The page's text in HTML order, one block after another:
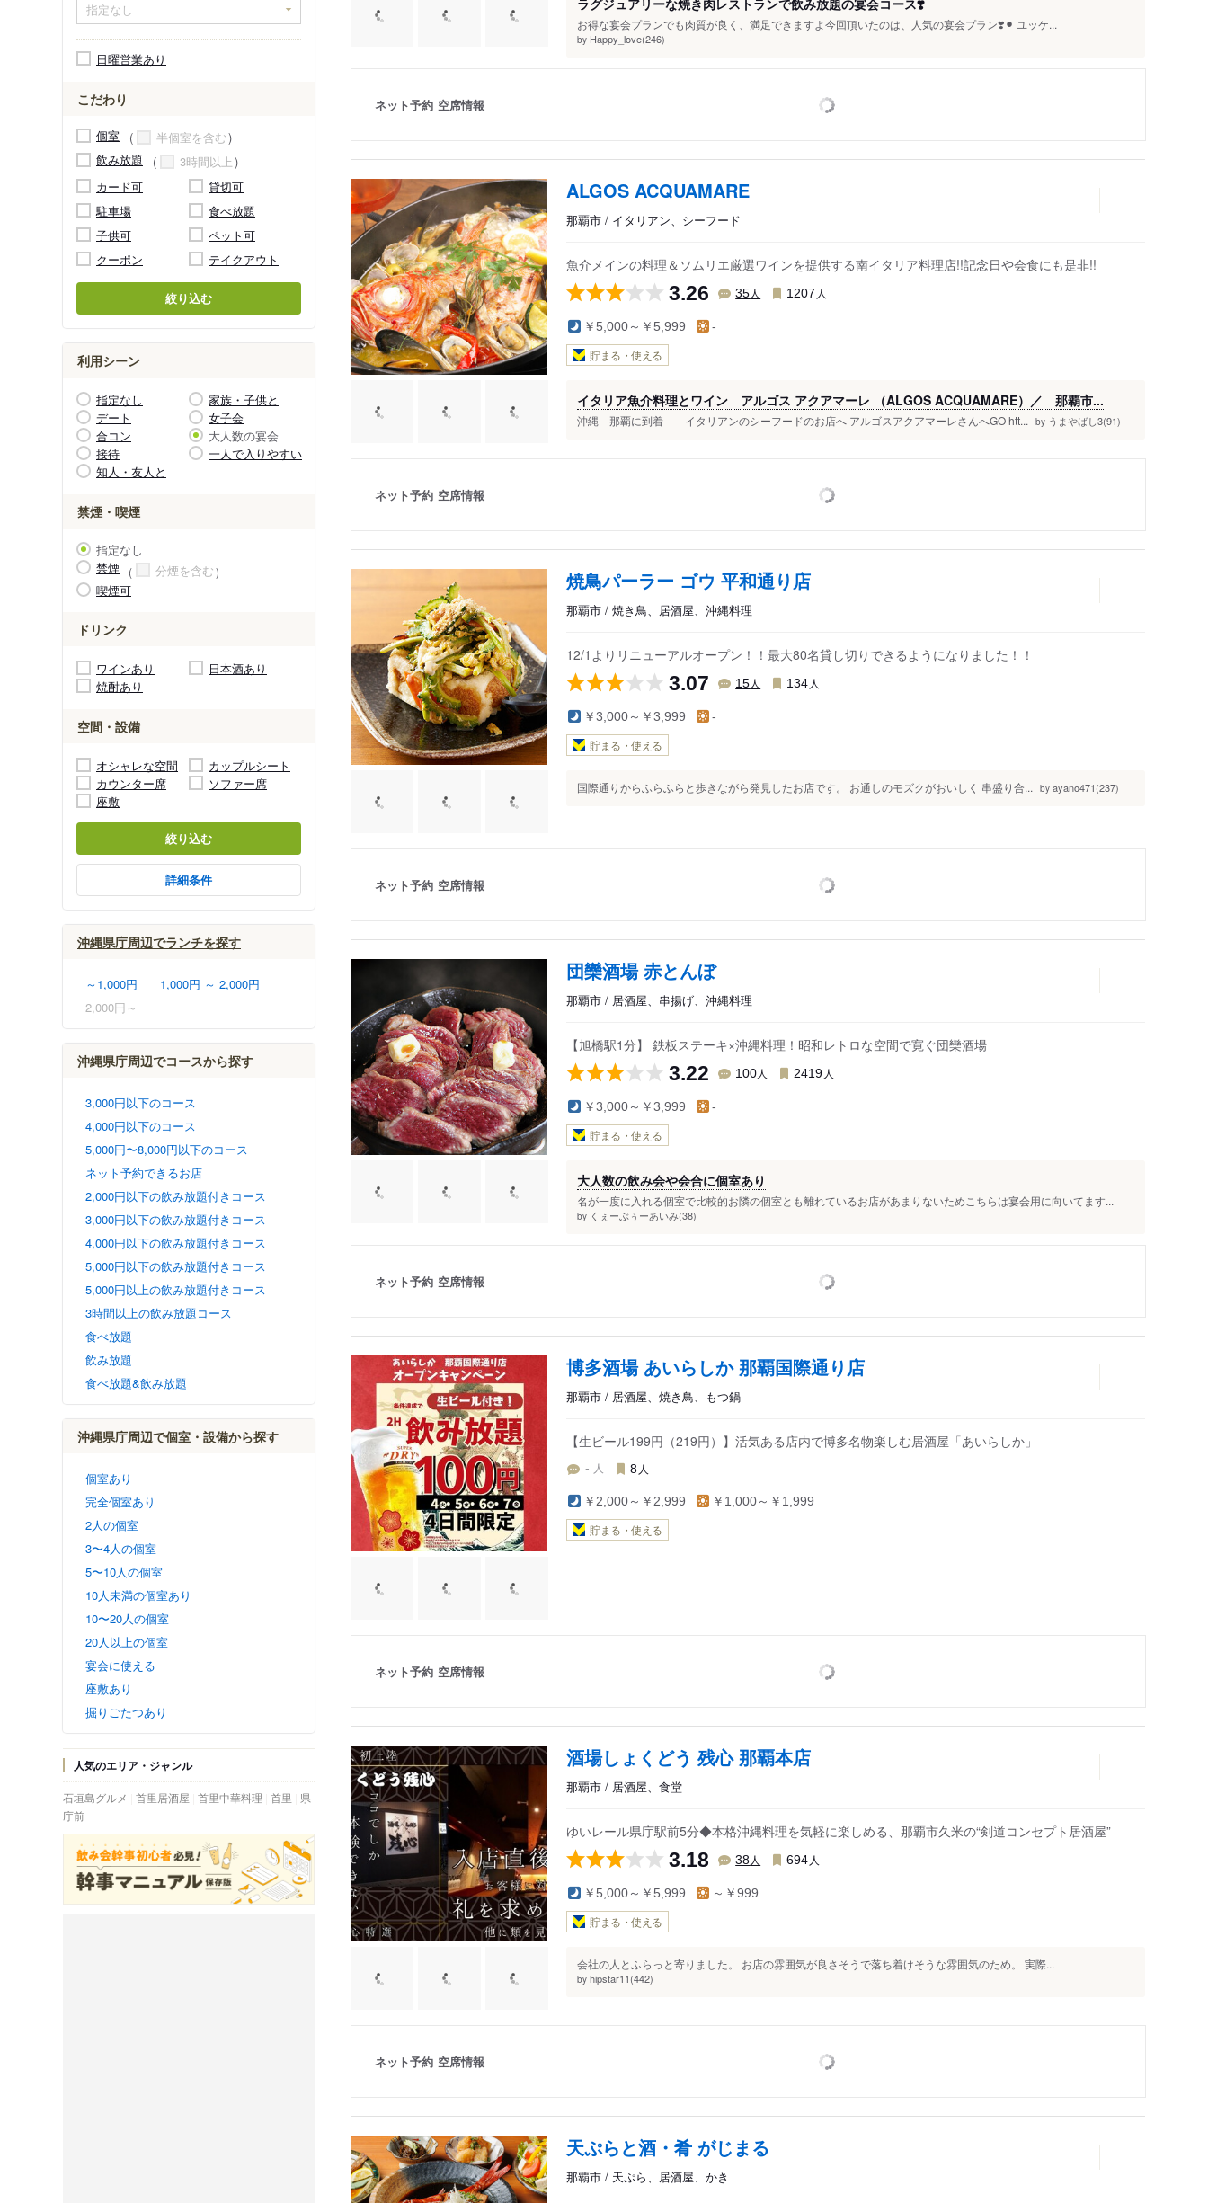
日曜営業あり
こだわり
個室
半個室を含む
飲み放題
3時間以上
カード可
貸切可
駐車場
食べ放題
子供可
ペット可
クーポン
テイクアウト
絞り込む
利用シーン
指定なし
家族・子供と
デート
女子会
合コン
大人数の宴会
接待
一人で入りやすい
知人・友人と
禁煙・喫煙
指定なし
禁煙
分煙を含む
喫煙可
ドリンク
ワインあり
日本酒あり
焼酎あり
空間・設備
オシャレな空間
カップルシート
カウンター席
ソファー席
座敷
絞り込む
詳細条件
沖縄県庁周辺でランチを探す
～1,000円
1,000円 ～ 2,000円
2,000円～
沖縄県庁周辺でコースから探す
3,000円以下のコース
4,000円以下のコース
5,000円〜8,000円以下のコース
ネット予約できるお店
2,000円以下の飲み放題付きコース
3,000円以下の飲み放題付きコース
4,000円以下の飲み放題付きコース
5,000円以下の飲み放題付きコース
5,000円以上の飲み放題付きコース
3時間以上の飲み放題コース
食べ放題
飲み放題
食べ放題&飲み放題
沖縄県庁周辺で個室・設備から探す
個室あり
完全個室あり
2人の個室
3〜4人の個室
5〜10人の個室
10人未満の個室あり
10〜20人の個室
20人以上の個室
宴会に使える
座敷あり
掘りごたつあり
人気のエリア・ジャンル
石垣島グルメ 首里居酒屋 首里中華料理 首里
県
庁前
ラグジュアリーな焼き肉レストランで飲み放題の宴会コース❣️
お得な宴会プランでも肉質が良く、満足できますよ今回頂いたのは、人気の宴会プラン❣️⚫︎ ユッケ...
by Happy_love(246)
ネット予約 空席情報
ALGOS ACQUAMARE
那覇市 / イタリアン、シーフード
魚介メインの料理＆ソムリエ厳選ワインを提供する南イタリア料理店!!記念日や会食にも是非!!
3.26 35人 1207 人
￥5,000～￥5,999 -
貯まる・使える
イタリア魚介料理とワイン アルゴス アクアマーレ （ALGOS ACQUAMARE）／ 那覇市...
沖縄 那覇に到着 イタリアンのシーフードのお店へ アルゴスアクアマーレさんへGO htt... by うまやばし3(91)
ネット予約 空席情報
焼鳥パーラー ゴウ 平和通り店
那覇市 / 焼き鳥、居酒屋、沖縄料理
12/1よりリニューアルオープン！！最大80名貸し切りできるようになりました！！
3.07 15人 134 人
￥3,000～￥3,999 -
貯まる・使える
国際通りからふらふらと歩きながら発見したお店です。 お通しのモズクがおいしく 串盛り合... by ayano471(237)
ネット予約 空席情報
団欒酒場 赤とんぼ
那覇市 / 居酒屋、串揚げ、沖縄料理
【旭橋駅1分】 鉄板ステーキ×沖縄料理！昭和レトロな空間で寛ぐ団欒酒場
3.22 100人 2419 人
￥3,000～￥3,999 -
貯まる・使える
大人数の飲み会や会合に個室あり
名が一度に入れる個室で比較的お隣の個室とも離れているお店があまりないためこちらは宴会用に向いてます...
by くぇーぶぅーあいみ(38)
ネット予約 空席情報
博多酒場 あいらしか 那覇国際通り店
那覇市 / 居酒屋、焼き鳥、もつ鍋
【生ビール199円（219円）】活気ある店内で博多名物楽しむ居酒屋「あいらしか」
- 人 8 人
￥2,000～￥2,999 ￥1,000～￥1,999
貯まる・使える
ネット予約 空席情報
酒場しょくどう 残心 那覇本店
那覇市 / 居酒屋、食堂
ゆいレール県庁駅前5分◆本格沖縄料理を気軽に楽しめる、那覇市久米の“剣道コンセプト居酒屋”
3.18 38人 694 人
￥5,000～￥5,999 ～￥999
貯まる・使える
会社の人とふらっと寄りました。 お店の雰囲気が良さそうで落ち着けそうな雰囲気のため。 実際...
by hipstar11(442)
ネット予約 空席情報
天ぷらと酒・肴 がじまる
那覇市 / 天ぷら、居酒屋、かき